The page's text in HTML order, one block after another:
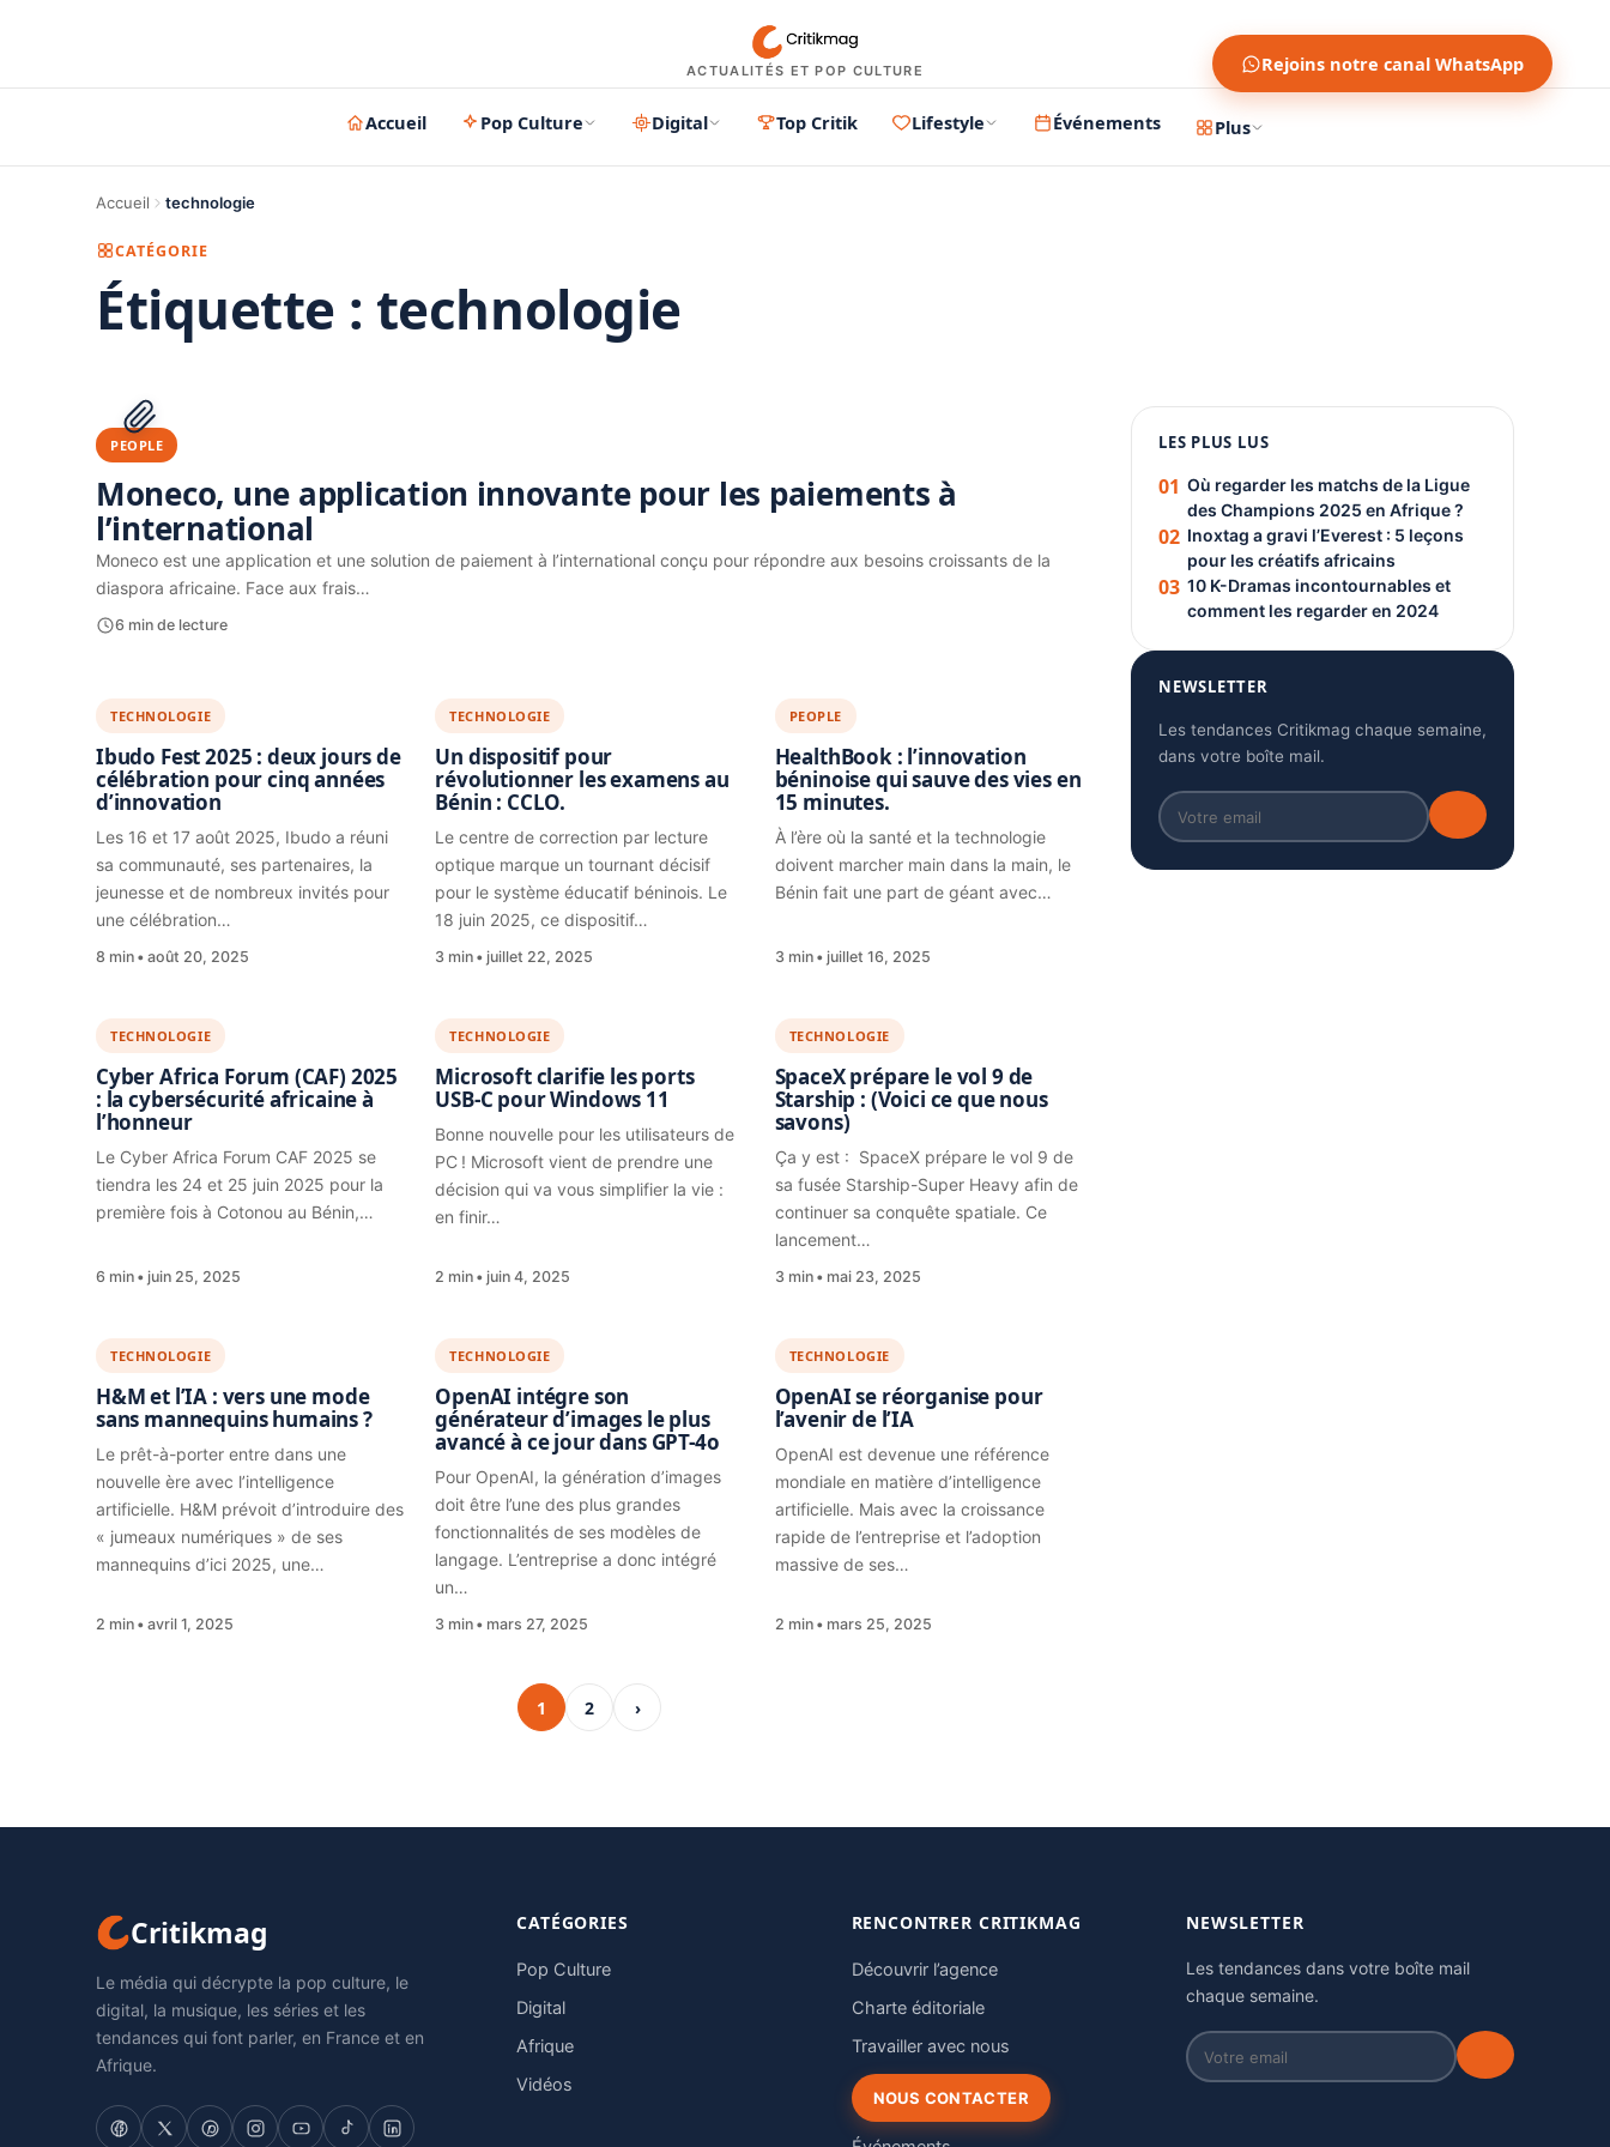
ACTUALITÉS ET POP CULTURE Rejoins notre canal WhatsApp
Accueil Pop Culture Digital Top Critik Lifestyle Événements Plus
Accueil technologie
CATÉGORIE
Étiquette : technologie
PEOPLE
Moneco, une application innovante pour les paiements à
l’international
Moneco est une application et une solution de paiement à l’international conçu pour répondre aux besoins croissants de la
diaspora africaine. Face aux frais…
6 min de lecture
TECHNOLOGIE
Ibudo Fest 2025 : deux jours de
célébration pour cinq années
d’innovation
Les 16 et 17 août 2025, Ibudo a réuni
sa communauté, ses partenaires, la
jeunesse et de nombreux invités pour
une célébration…
8 min août 20, 2025
TECHNOLOGIE
Un dispositif pour
révolutionner les examens au
Bénin : CCLO.
Le centre de correction par lecture
optique marque un tournant décisif
pour le système éducatif béninois. Le
18 juin 2025, ce dispositif…
3 min juillet 22, 2025
PEOPLE
HealthBook : l’innovation
béninoise qui sauve des vies en
15 minutes.
À l’ère où la santé et la technologie
doivent marcher main dans la main, le
Bénin fait une part de géant avec…
3 min juillet 16, 2025
TECHNOLOGIE
Cyber Africa Forum (CAF) 2025
: la cybersécurité africaine à
l’honneur
Le Cyber Africa Forum CAF 2025 se
tiendra les 24 et 25 juin 2025 pour la
première fois à Cotonou au Bénin,…
6 min juin 25, 2025
TECHNOLOGIE
Microsoft clarifie les ports
USB-C pour Windows 11
Bonne nouvelle pour les utilisateurs de
PC ! Microsoft vient de prendre une
décision qui va vous simplifier la vie :
en finir…
2 min juin 4, 2025
TECHNOLOGIE
SpaceX prépare le vol 9 de
Starship : (Voici ce que nous
savons)
Ça y est : SpaceX prépare le vol 9 de
sa fusée Starship-Super Heavy afin de
continuer sa conquête spatiale. Ce
lancement…
3 min mai 23, 2025
TECHNOLOGIE
H&M et l’IA : vers une mode
sans mannequins humains ?
Le prêt-à-porter entre dans une
nouvelle ère avec l’intelligence
artificielle. H&M prévoit d’introduire des
« jumeaux numériques » de ses
mannequins d’ici 2025, une…
2 min avril 1, 2025
TECHNOLOGIE
OpenAI intégre son
générateur d’images le plus
avancé à ce jour dans GPT-4o
Pour OpenAI, la génération d’images
doit être l’une des plus grandes
fonctionnalités de ses modèles de
langage. L’entreprise a donc intégré
un…
3 min mars 27, 2025
TECHNOLOGIE
OpenAI se réorganise pour
l’avenir de l’IA
OpenAI est devenue une référence
mondiale en matière d’intelligence
artificielle. Mais avec la croissance
rapide de l’entreprise et l’adoption
massive de ses…
2 min mars 25, 2025
1 2 ›
PUBLICITÉ
LES PLUS LUS
01 Où regarder les matchs de la Ligue
des Champions 2025 en Afrique ?
02 Inoxtag a gravi l’Everest : 5 leçons
pour les créatifs africains
03 10 K-Dramas incontournables et
comment les regarder en 2024
NEWSLETTER
Les tendances Critikmag chaque semaine,
dans votre boîte mail.
Critikmag
Le média qui décrypte la pop culture, le
digital, la musique, les séries et les
tendances qui font parler, en France et en
Afrique.
CATÉGORIES
Pop Culture
Digital
Afrique
Vidéos
RENCONTRER CRITIKMAG
Découvrir l’agence
Charte éditoriale
Travailler avec nous
NOUS CONTACTER
NEWSLETTER
Les tendances dans votre boîte mail
chaque semaine.